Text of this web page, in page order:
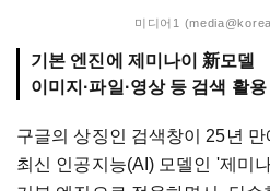
미디어1
기본 엔진에 제미나이 新모델
이미지·파일·영상 등 검색 활용
구글의 상징인 검색창이 25년
최신 인공지능(AI) 모델인 '제미